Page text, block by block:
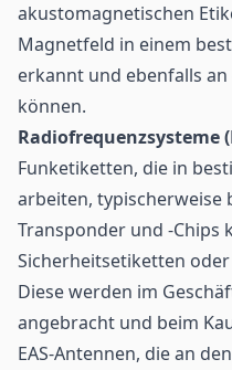
akustomagnetischen
Magnetfeld in einem
erkannt und ebenfalls
können.
Radiofrequenzsysteme
Funketiketten, die in
arbeiten, typischerweise
Transponder und -Chips
Sicherheitsetiketten
Diese werden im
angebracht und beim
EAS-Antennen, die an